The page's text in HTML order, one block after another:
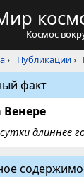
Космос
› Публикации›
факт
Венере
длиннее